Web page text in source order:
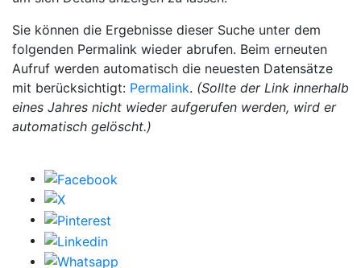
Sie können die Ergebnisse dieser Suche unter dem
folgenden Permalink wieder abrufen. Beim erneuten
Aufruf werden automatisch die neuesten Datensätze
mit berücksichtigt: Permalink. (Sollte der Link innerhalb
eines Jahres nicht wieder aufgerufen werden, wird er
automatisch gelöscht.)